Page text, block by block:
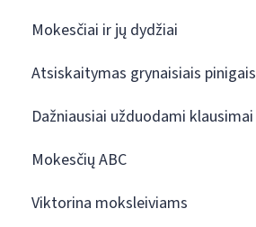
Mokesčiai ir jų dydžiai
Atsiskaitymas grynaisiais pinigais
Dažniausiai užduodami klausimai
Mokesčių ABC
Viktorina moksleiviams